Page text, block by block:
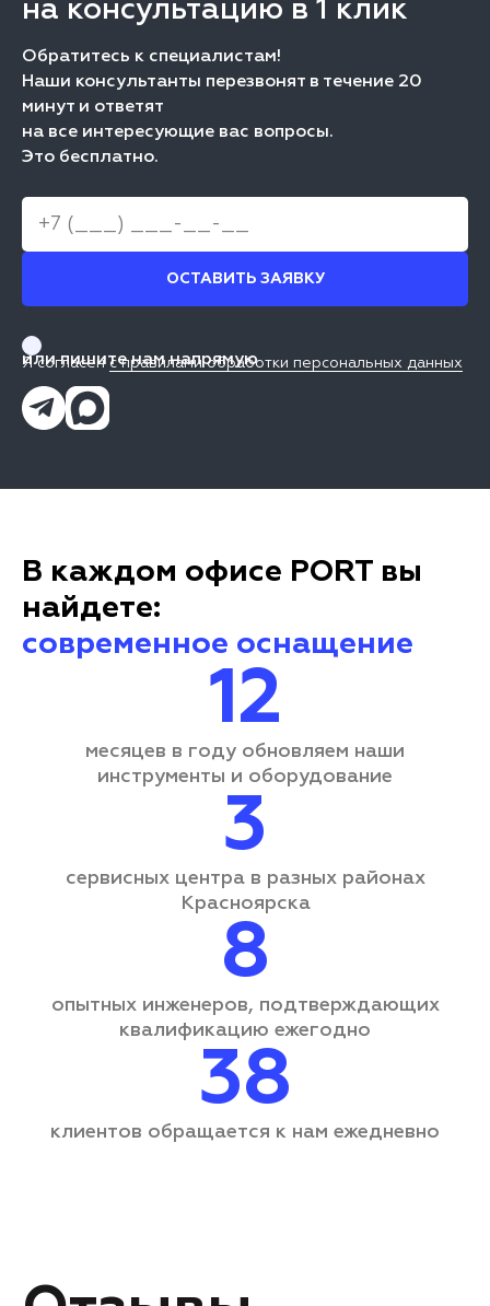
на консультацию в 1 клик
Обратитесь к специалистам!
Наши консультанты перезвонят в течение 20
минут и ответят
на все интересующие вас вопросы.
Это бесплатно.
ОСТАВИТЬ ЗАЯВКУ
Я согласен с правилами обработки персональных данных
или пишите нам напрямую
В каждом офисе PORT вы
найдете:
современное оснащение
12
месяцев в году обновляем наши
инструменты и оборудование
3
сервисных центра в разных районах
Красноярска
8
опытных инженеров, подтверждающих
квалификацию ежегодно
38
клиентов обращается к нам ежедневно